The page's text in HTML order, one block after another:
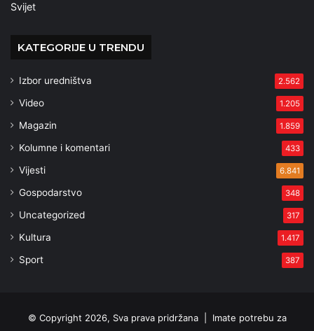
Svijet
KATEGORIJE U TRENDU
Izbor uredništva 2.562
Video 1.205
Magazin 1.859
Kolumne i komentari 433
Vijesti 6.841
Gospodarstvo 348
Uncategorized 317
Kultura 1.417
Sport 387
© Copyright 2026, Sva prava pridržana | Imate potrebu za